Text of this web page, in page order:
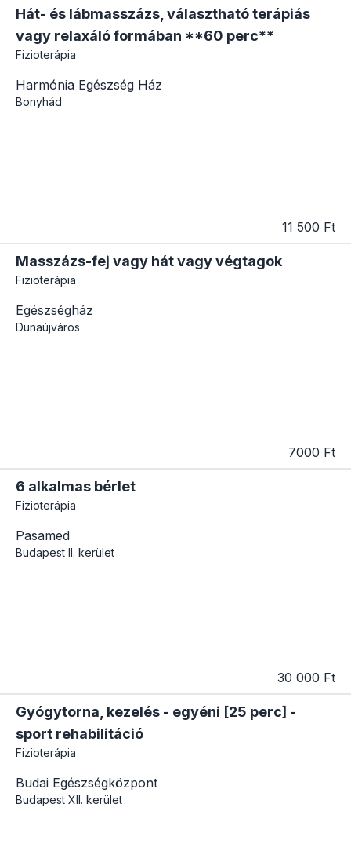
Hát- és lábmasszázs, választható terápiás
vagy relaxáló formában **60 perc**
Fizioterápia
Harmónia Egészség Ház
Bonyhád
11 500 Ft
Masszázs-fej vagy hát vagy végtagok
Fizioterápia
Egészségház
Dunaújváros
7000 Ft
6 alkalmas bérlet
Fizioterápia
Pasamed
Budapest II. kerület
30 000 Ft
Gyógytorna, kezelés - egyéni [25 perc] -
sport rehabilitáció
Fizioterápia
Budai Egészségközpont
Budapest XII. kerület